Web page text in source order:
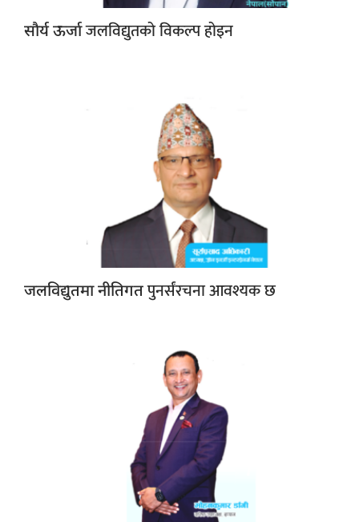
सौर्य ऊर्जाजलविद्युतको विकल्प होइन
जलविद्युतमा नीतिगतपुनर्संरचना आवश्यक छ